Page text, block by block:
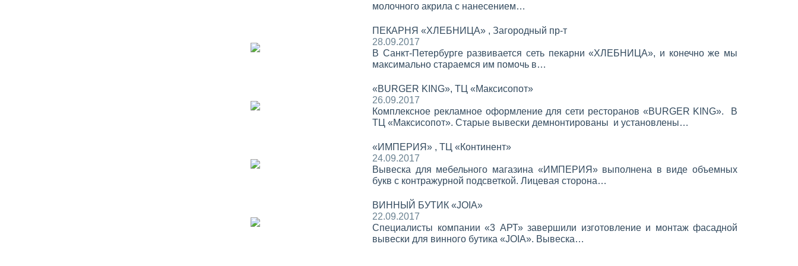
молочного акрила с нанесением…
ПЕКАРНЯ «ХЛЕБНИЦА» , Загородный пр-т
28.09.2017
В Санкт-Петербурге развивается сеть пекарни «ХЛЕБНИЦА», и конечно же мы
максимально стараемся им помочь в…
«BURGER KING», ТЦ «Максисопот»
26.09.2017
Комплексное рекламное оформление для сети ресторанов «BURGER KING». В
ТЦ «Максисопот». Старые вывески демнонтированы и установлены…
«ИМПЕРИЯ» , ТЦ «Континент»
24.09.2017
Вывеска для мебельного магазина «ИМПЕРИЯ» выполнена в виде объемных
букв с контражурной подсветкой. Лицевая сторона…
ВИННЫЙ БУТИК «JOIA»
22.09.2017
Специалисты компании «3 АРТ» завершили изготовление и монтаж фасадной
вывески для винного бутика «JOIA». Вывеска…